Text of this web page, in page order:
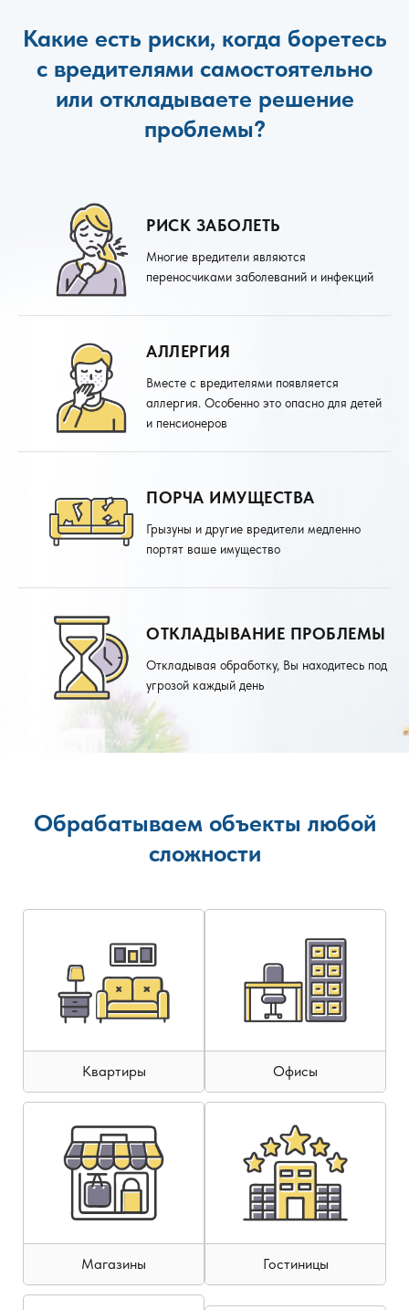
Какие есть риски, когда боретесь
с вредителями самостоятельно
или откладываете решение
проблемы?
РИСК ЗАБОЛЕТЬ
Многие вредители являются
переносчиками заболеваний и инфекций
АЛЛЕРГИЯ
Вместе с вредителями появляется
аллергия. Особенно это опасно для детей
и пенсионеров
ПОРЧА ИМУЩЕСТВА
Грызуны и другие вредители медленно
портят ваше имущество
ОТКЛАДЫВАНИЕ ПРОБЛЕМЫ
Откладывая обработку, Вы находитесь под
угрозой каждый день
Обрабатываем объекты любой
сложности
Квартиры Офисы
Магазины Гостиницы